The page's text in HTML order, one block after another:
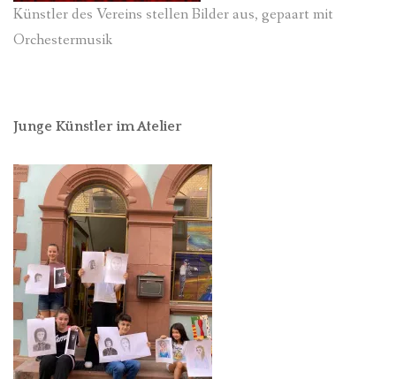
Künstler des Vereins stellen Bilder aus, gepaart mit
Orchestermusik
Junge Künstler im Atelier